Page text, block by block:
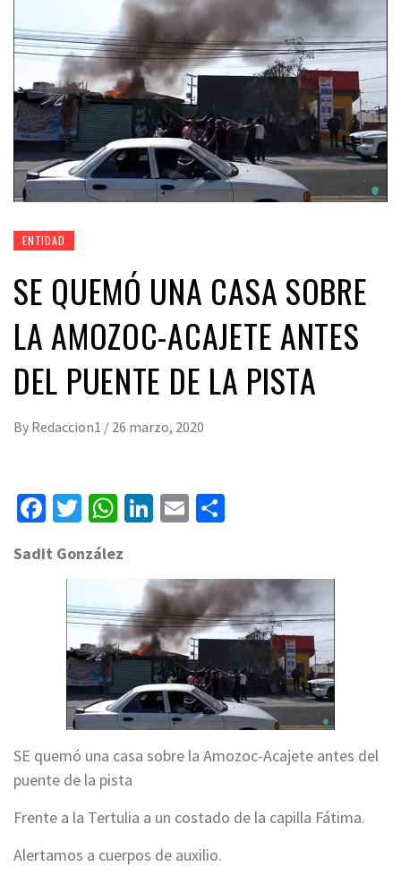
ENTIDAD
SE QUEMÓ UNA CASA SOBRE
LA AMOZOC-ACAJETE ANTES
DEL PUENTE DE LA PISTA
By Redaccion1 / 26 marzo, 2020
Facebook
Twitter
WhatsApp
LinkedIn
Email
Sadit González
SE quemó una casa sobre la Amozoc-Acajete antes del
puente de la pista
Frente a la Tertulia a un costado de la capilla Fátima.
Alertamos a cuerpos de auxilio.